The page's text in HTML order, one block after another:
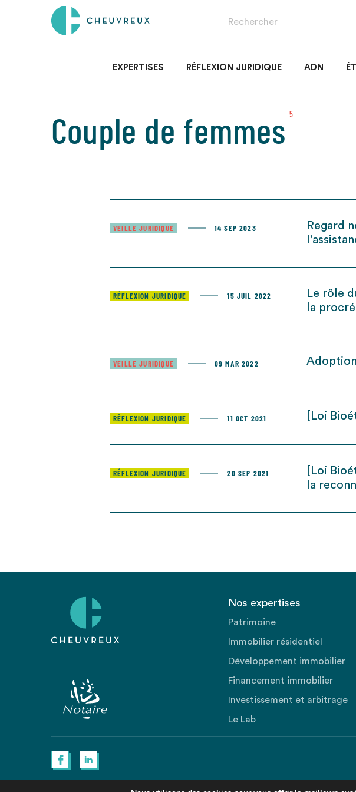
EXPERTISES RÉFLEXION JURIDIQUE ADN
Couple de femmes 5
VEILLE JURIDIQUE 14 SEP 2023
Regard
RÉFLEXION JURIDIQUE 15 JUIL 2022
Le rôle
la
VEILLE JURIDIQUE 09 MAR 2022
RÉFLEXION JURIDIQUE 11 OCT 2021 [Loi
RÉFLEXION JURIDIQUE 20 SEP 2021
[Loi
la
Nos expertises
Patrimoine
Immobilier résidentiel
Développement immobilier
Financement immobilier
Investissement et arbitrage
Le Lab